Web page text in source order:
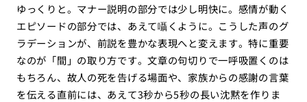
ゆっくりと。マナー説明の部分では少し明快に。感情が動く
エピソードの部分では、あえて囁くように。こうした声のグ
ラデーションが、前説を豊かな表現へと変えます。特に重要
なのが「間」の取り方です。文章の句切りで一呼吸置くのは
もちろん、故人の死を告げる場面や、家族からの感謝の言葉
を伝える直前には、あえて3秒から5秒の長い沈黙を作りま